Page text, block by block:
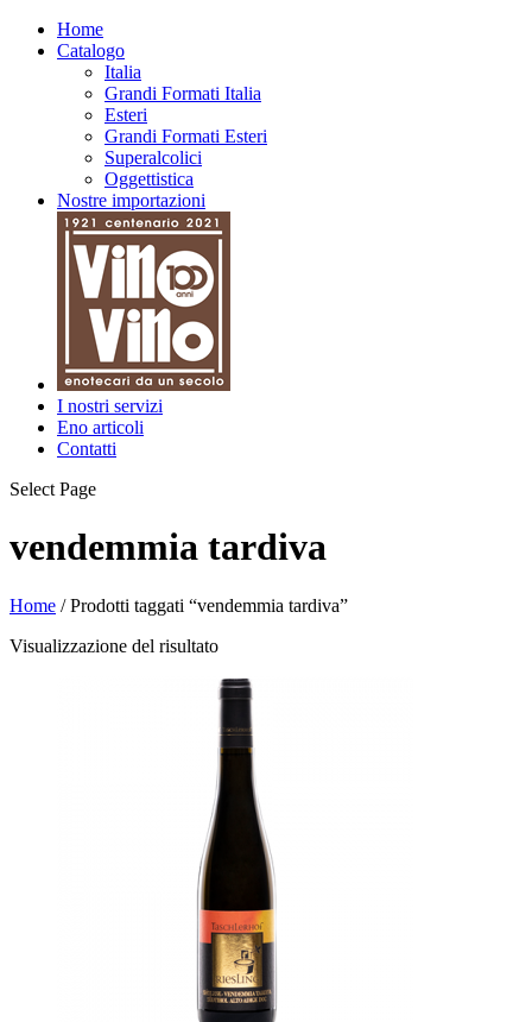
Home
Catalogo
Italia
Grandi Formati Italia
Esteri
Grandi Formati Esteri
Superalcolici
Oggettistica
Nostre importazioni
I nostri servizi
Eno articoli
Contatti
Select Page
vendemmia tardiva
Home / Prodotti taggati “vendemmia tardiva”
Visualizzazione del risultato